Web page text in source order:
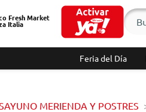
Fresh Market
Italia
Feria del Día
MERIENDA Y POSTRES